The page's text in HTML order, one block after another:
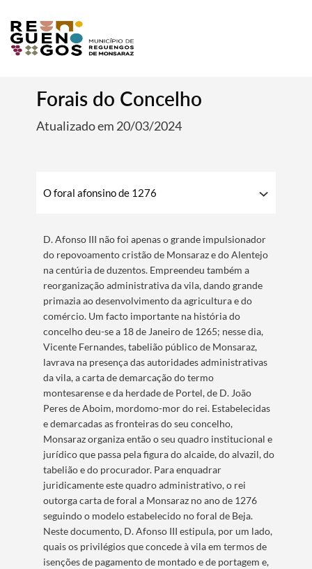
Forais do Concelho
Atualizado em 20/03/2024
O foral afonsino de 1276
D. Afonso III não foi apenas o grande impulsionador
do repovoamento cristão de Monsaraz e do Alentejo
na centúria de duzentos. Empreendeu também a
reorganização administrativa da vila, dando grande
primazia ao desenvolvimento da agricultura e do
comércio. Um facto importante na história do
concelho deu-se a 18 de Janeiro de 1265; nesse dia,
Vicente Fernandes, tabelião público de Monsaraz,
lavrava na presença das autoridades administrativas
da vila, a carta de demarcação do termo
montesarense e da herdade de Portel, de D. João
Peres de Aboim, mordomo-mor do rei. Estabelecidas
e demarcadas as fronteiras do seu concelho,
Monsaraz organiza então o seu quadro institucional e
jurídico que passa pela figura do alcaide, do alvazil, do
tabelião e do procurador. Para enquadrar
juridicamente este quadro administrativo, o rei
outorga carta de foral a Monsaraz no ano de 1276
seguindo o modelo estabelecido no foral de Beja.
Neste documento, D. Afonso III estipula, por um lado,
quais os privilégios que concede à vila em termos de
isenções de pagamento de montado e de portagem e,